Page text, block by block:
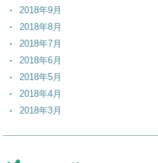
2018年9月
2018年8月
2018年7月
2018年6月
2018年5月
2018年4月
2018年3月
2017年12月